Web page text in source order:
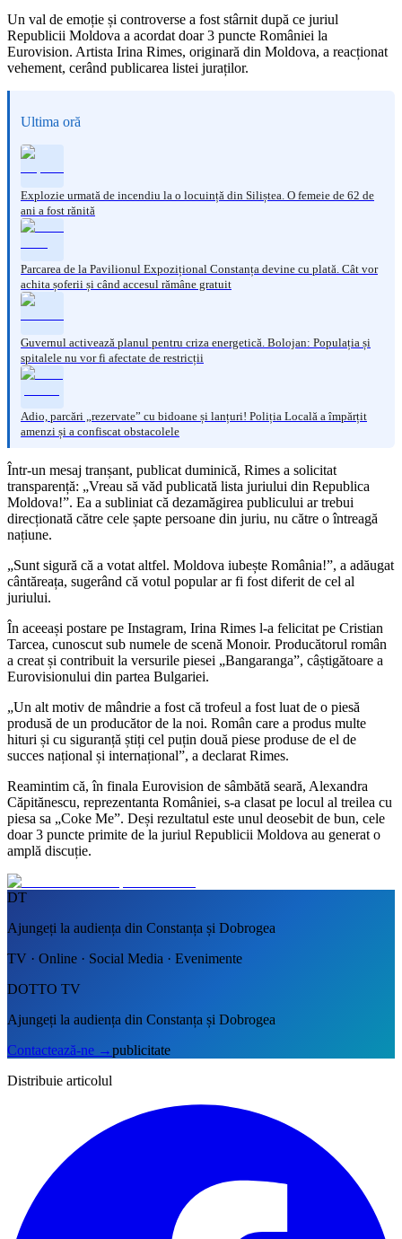
Un val de emoție și controverse a fost stârnit după ce juriul
Republicii Moldova a acordat doar 3 puncte României la
Eurovision. Artista Irina Rimes, originară din Moldova, a reacționat
vehement, cerând publicarea listei juraților.
Ultima oră
Explozie urmată de incendiu la o locuință din Siliștea. O femeie de 62 de
ani a fost rănită
Parcarea de la Pavilionul Expozițional Constanța devine cu plată. Cât vor
achita șoferii și când accesul rămâne gratuit
Guvernul activează planul pentru criza energetică. Bolojan: Populația și
spitalele nu vor fi afectate de restricții
Adio, parcări „rezervate” cu bidoane și lanțuri! Poliția Locală a împărțit
amenzi și a confiscat obstacolele
Într-un mesaj tranșant, publicat duminică, Rimes a solicitat
transparență: „Vreau să văd publicată lista juriului din Republica
Moldova!”. Ea a subliniat că dezamăgirea publicului ar trebui
direcționată către cele șapte persoane din juriu, nu către o întreagă
națiune.
„Sunt sigură că a votat altfel. Moldova iubește România!”, a adăugat
cântăreața, sugerând că votul popular ar fi fost diferit de cel al
juriului.
În aceeași postare pe Instagram, Irina Rimes l-a felicitat pe Cristian
Tarcea, cunoscut sub numele de scenă Monoir. Producătorul român
a creat și contribuit la versurile piesei „Bangaranga”, câștigătoare a
Eurovisionului din partea Bulgariei.
„Un alt motiv de mândrie a fost că trofeul a fost luat de o piesă
produsă de un producător de la noi. Român care a produs multe
hituri și cu siguranță știți cel puțin două piese produse de el de
succes național și internațional”, a declarat Rimes.
Reamintim că, în finala Eurovision de sâmbătă seară, Alexandra
Căpitănescu, reprezentanta României, s-a clasat pe locul al treilea cu
piesa sa „Coke Me”. Deși rezultatul este unul deosebit de bun, cele
doar 3 puncte primite de la juriul Republicii Moldova au generat o
amplă discuție.
DT
Ajungeți la audiența din Constanța și Dobrogea
TV · Online · Social Media · Evenimente
DOTTO TV
Ajungeți la audiența din Constanța și Dobrogea
Contactează-ne →publicitate
Distribuie articolul